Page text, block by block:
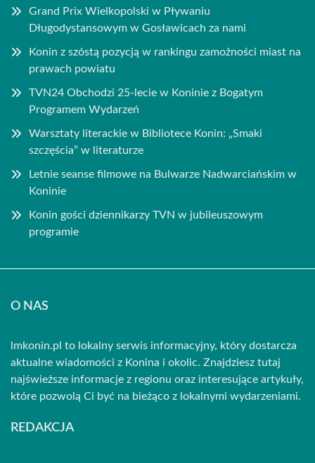
Grand Prix Wielkopolski w Pływaniu
Długodystansowym w Gosławicach za nami
Konin z szóstą pozycją w rankingu zamożności miast na
prawach powiatu
TVN24 Obchodzi 25-lecie w Koninie z Bogatym
Programem Wydarzeń
Warsztaty literackie w Bibliotece Konin: „Smaki
szczęścia” w literaturze
Letnie seanse filmowe na Bulwarze Nadwarciańskim w
Koninie
Konin gości dziennikarzy TVN w jubileuszowym
programie
O NAS
lmkonin.pl to lokalny serwis informacyjny, który dostarcza
aktualne wiadomości z Konina i okolic. Znajdziesz tutaj
najświeższe informacje z regionu oraz interesujące artykuły,
które pozwolą Ci być na bieżąco z lokalnymi wydarzeniami.
REDAKCJA